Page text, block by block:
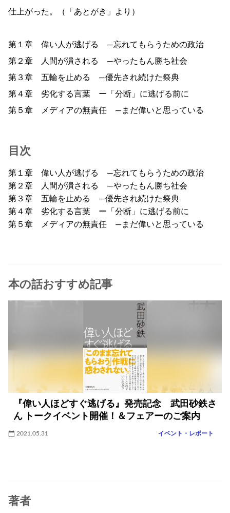
仕上がった。（「あとがき」より）
第１章 偉い人が逃げる ―忘れてもらうための政治
第２章 人間が潰される ―やったもん勝ち社会
第３章 五輪を止める ―優先され続けた祭典
第４章 劣化する言葉 ー「分断」に逃げる前に
第５章 メディアの無責任 ―まだ偉いと思っている
目次
第１章 偉い人が逃げる ―忘れてもらうための政治
第２章 人間が潰される ―やったもん勝ち社会
第３章 五輪を止める ―優先され続けた祭典
第４章 劣化する言葉 ー「分断」に逃げる前に
第５章 メディアの無責任 ―まだ偉いと思っている
本の話おすすめ記事
『偉い人ほどすぐ逃げる』発売記念 武田砂鉄さ
ん トークイベント開催！＆フェアーのご案内
2021.05.31 イベント・レポート
著者